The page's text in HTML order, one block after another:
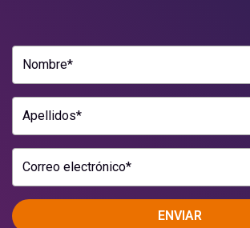
Nombre*
Apellidos*
Correo electrónico*
ENVIAR